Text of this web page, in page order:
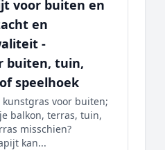
voor buiten en
en
-
buiten, tuin,
speelhoek
kunstgras voor buiten;
balkon, terras, tuin,
misschien?
kan...